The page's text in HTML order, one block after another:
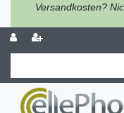
Versandkosten?